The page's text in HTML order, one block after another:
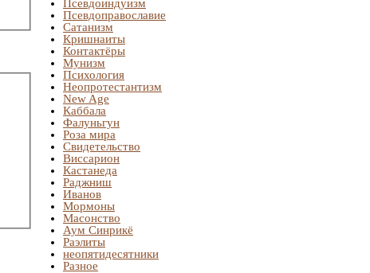
Псевдоиндуизм
Псевдоправославие
Сатанизм
Кришнаиты
Контактёры
Мунизм
Психология
Неопротестантизм
New Age
Каббала
Фалуньгун
Роза мира
Свидетельство
Виссарион
Кастанеда
Раджниш
Иванов
Мормоны
Масонство
Аум Синрикё
Раэлиты
неопятидесятники
Разное